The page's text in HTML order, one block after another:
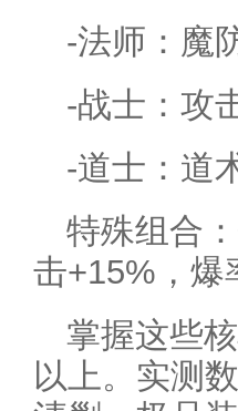
-法师：魔
-战士：攻
-道士：道
特殊组合
击+15%，爆
掌握这些
以上。实测